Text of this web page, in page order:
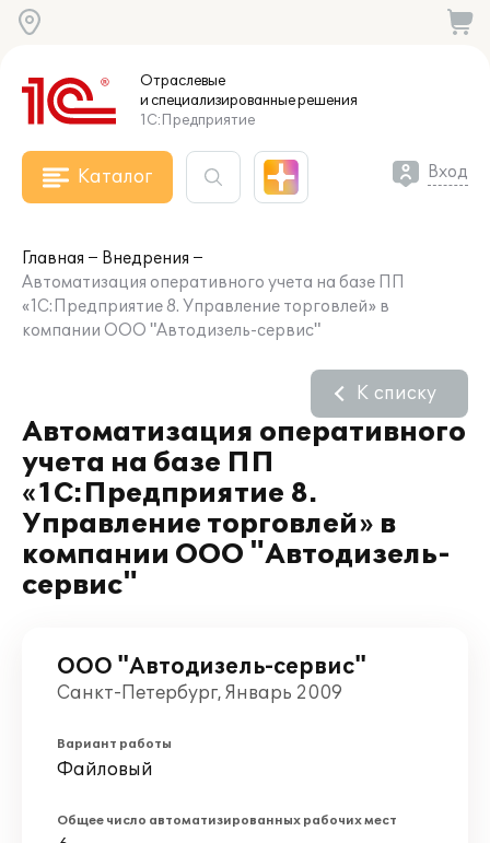
Отраслевые
и специализированныерешения
1С:Предприятие
Каталог Вход
Главная
Внедрения
Автоматизация оперативного учета на базе ПП
«1С:Предприятие 8. Управление торговлей» в
компании ООО "Автодизель-сервис"
Автоматизация оперативного
учета на базе ПП
«1С:Предприятие 8.
Управление торговлей» в
компании ООО "Автодизель-
сервис"
К списку
ООО "Автодизель-сервис"
Санкт-Петербург, Январь 2009
Вариант работы
Файловый
Общее число автоматизированных рабочих мест